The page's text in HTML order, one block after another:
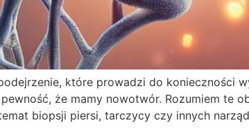
które prowadzi do konieczności
że mamy nowotwór. Rozumiem te
biopsji piersi, tarczycy czy innych